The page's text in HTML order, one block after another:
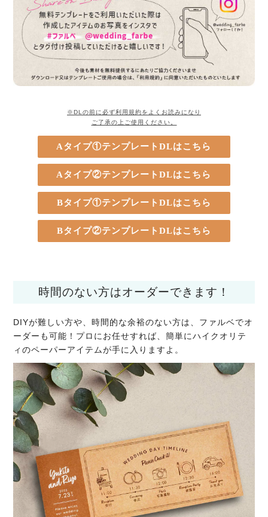
※DLの前に必ず利用規約をよくお読みになり
ご了承の上ご使用ください。
Aタイプ①テンプレートDLはこちら
Aタイプ②テンプレートDLはこちら
Bタイプ①テンプレートDLはこちら
Bタイプ②テンプレートDLはこちら
時間のない方はオーダーできます！
DIYが難しい方や、時間的な余裕のない方は、ファルベでオ
ーダーも可能！プロにお任せすれば、簡単にハイクオリテ
ィのペーパーアイテムが手に入りますよ。